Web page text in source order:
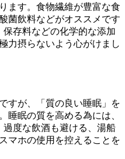
ます。食物繊維が豊富な食
菌飲料などがオススメです
存料などの化学的な添加
力摂らないよう心がけまし
すが、「質の良い睡眠」を
睡眠の質を高める為には、
度な飲酒も避ける、湯船
マホの使用を控えることを